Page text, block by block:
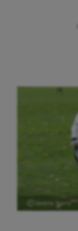
Ⓒ Gazette Sports